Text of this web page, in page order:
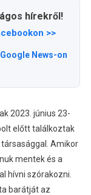
hírekről!
>>
Google News-on
2023. június 23-
előtt találkoztak
Amikor
mentek és a
hívni szórakozni.
barátját az